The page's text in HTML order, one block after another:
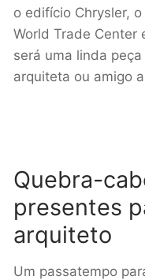
o edifício Chrysler,
World Trade Center
será uma linda
arquiteta ou amigo
Quebra-
presentes
arquiteto
Um passatempo